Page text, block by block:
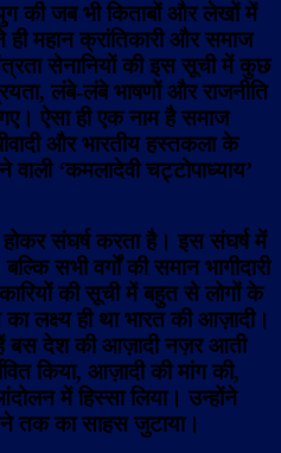
की जब भी किताबों और लेखों में
ही महान क्रांतिकारी और समाज
सेनानियों की इस सूची में कुछ
लंबे-लंबे भाषणों और राजनीति
ऐसा ही एक नाम है समाज
और भारतीय हस्तकला के
‘कमलादेवी चट्टोपाध्याय’
संघर्ष करता है। इस संघर्ष में
सभी वर्गों की समान भागीदारी
की सूची में बहुत से लोगों के
लक्ष्य ही था भारत की आज़ादी।
बस देश की आज़ादी नज़र आती
किया, आज़ादी की मांग की,
में हिस्सा लिया। उन्होंने
तक का साहस जुटाया।